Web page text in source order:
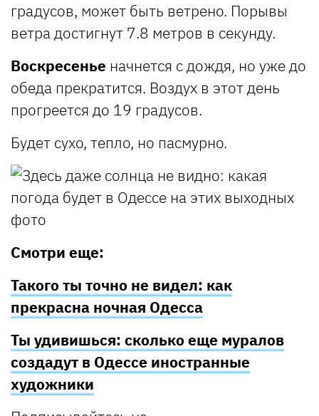
градусов, может быть ветрено. Порывы
ветра достигнут 7.8 метров в секунду.
Воскресенье начнется с дождя, но уже до
обеда прекратится. Воздух в этот день
прогреется до 19 градусов.
Будет сухо, тепло, но пасмурно.
Смотри еще:
Такого ты точно не видел: как
прекрасна ночная Одесса
Ты удивишься: сколько еще муралов
создадут в Одессе иностранные
художники